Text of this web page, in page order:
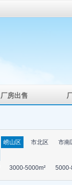
厂房出售
崂山区 市北区
市南
3000-5000m² 5000-